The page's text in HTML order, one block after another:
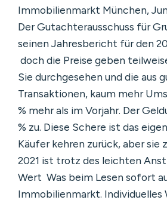
Immobilienmarkt München,
Der Gutachterausschuss für
seinen Jahresbericht für den
doch die Preise geben
Sie durchgesehen und die
Transaktionen, kaum mehr
% mehr als im Vorjahr. Der
% zu. Diese Schere ist das
Käufer kehren zurück, aber
2021 ist trotz des leichten
Wert Was beim Lesen sofort
Immobilienmarkt. Individuelles